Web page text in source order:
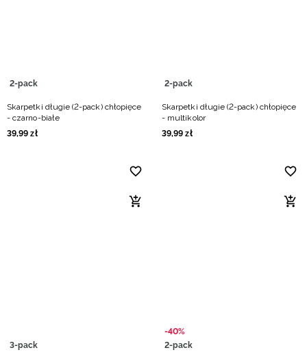
2-pack
Skarpetki długie (2-pack) chłopięce
- czarno-białe
39,99 zł
2-pack
Skarpetki długie (2-pack) chłopięce
- multikolor
39,99 zł
3-pack
-40%
2-pack
Słowacki / EUR
Ukraiński / UAH